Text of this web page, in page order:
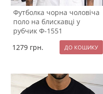
Футболка чорна чоловіча
поло на блискавці у
рубчик Ф-1551
1279 грн.